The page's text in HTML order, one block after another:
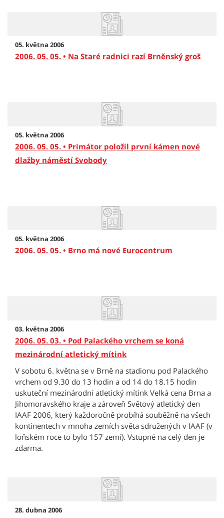
05. května 2006
2006. 05. 05. • Na Staré radnici razí Brněnský groš
05. května 2006
2006. 05. 05. • Primátor položil první kámen nové
dlažby náměstí Svobody
05. května 2006
2006. 05. 05. • Brno má nové Eurocentrum
03. května 2006
2006. 05. 03. • Pod Palackého vrchem se koná
mezinárodní atletický mítink
V sobotu 6. května se v Brně na stadionu pod Palackého
vrchem od 9.30 do 13 hodin a od 14 do 18.15 hodin
uskuteční mezinárodní atletický mítink Velká cena Brna a
Jihomoravského kraje a zároveň Světový atletický den
IAAF 2006, který každoročně probíhá souběžně na všech
kontinentech v mnoha zemích světa sdružených v IAAF (v
loňském roce to bylo 157 zemí). Vstupné na celý den je
zdarma.
28. dubna 2006